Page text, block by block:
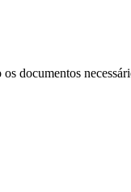
documentos